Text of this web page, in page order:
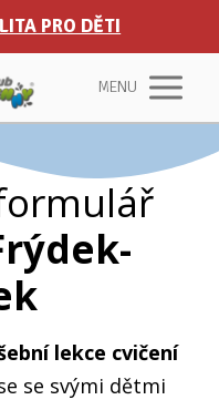
PRO DĚTI
MENU
lekce cvičení
se svými dětmi